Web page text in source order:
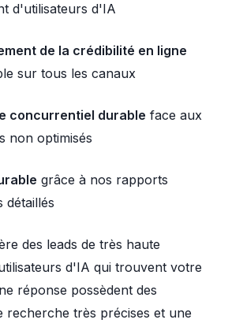
d'utilisateurs d'IA
de la crédibilité en ligne
sur tous les canaux
concurrentiel durable face aux
non optimisés
grâce à nos rapports
détaillés
des leads de très haute
d'IA qui trouvent votre
réponse possèdent des
recherche très précises et une